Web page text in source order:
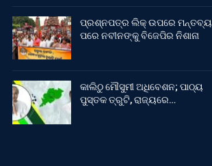
ପ୍ରଶ୍ନପତ୍ର ଲିକ୍ ଉପରେ ମନ୍ତବ୍ୟ
ପରେ ନବୀନଙ୍କୁ ବିଜେପିର ନିଶାନା
କାଲିଠୁ ମୌସୁମୀ ଅଧିବେଶନ; ପାଠ୍ୟ
ପୁସ୍ତକ ତ୍ରୁଟି, ରାଜ୍ୟରେ…